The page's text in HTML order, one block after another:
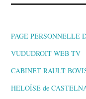
PAGE PERSONNELLE
VUDUDROIT WEB TV
CABINET RAULT
HELOÏSE de